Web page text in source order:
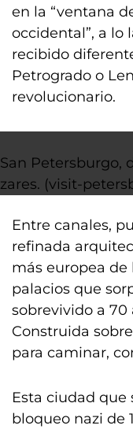
en la “ventana
occidental”, a lo
recibido
Petrogrado o
revolucionario.
San Petersburgo,
zares. (visit-
Entre canales,
refinada
más europea de
palacios que
sobrevivido a
Construida
para caminar,
Esta ciudad que
bloqueo nazi de